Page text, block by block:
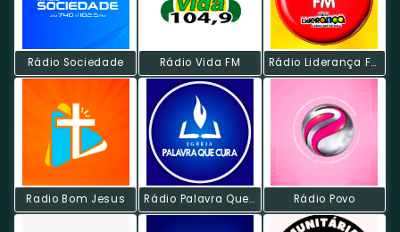
Rádio Sociedade Rádio Vida FM Rádio Liderança FM
Radio Bom Jesus Rádio Palavra Que Cura Rádio Povo